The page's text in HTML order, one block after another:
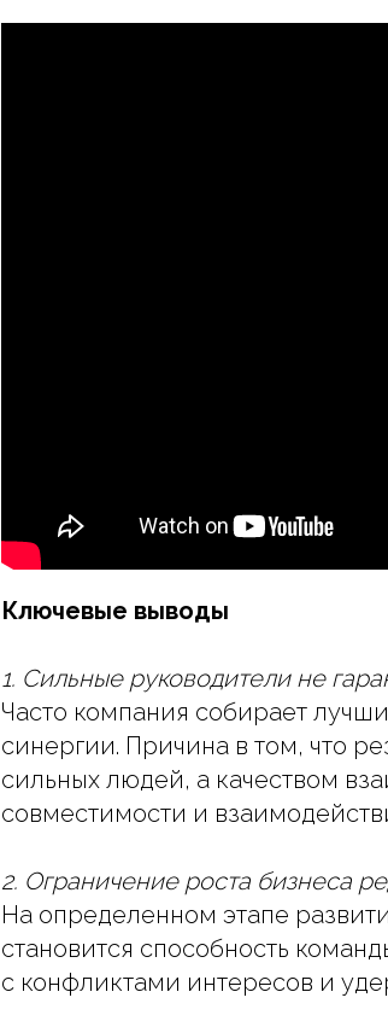
Ключевые выводы
1. Сильные руководители не
Часто компания собирает
синергии. Причина в том, что
сильных людей, а качеством
совместимости и
2. Ограничение роста бизнеса
На определенном этапе
становится способность
с конфликтами интересов и